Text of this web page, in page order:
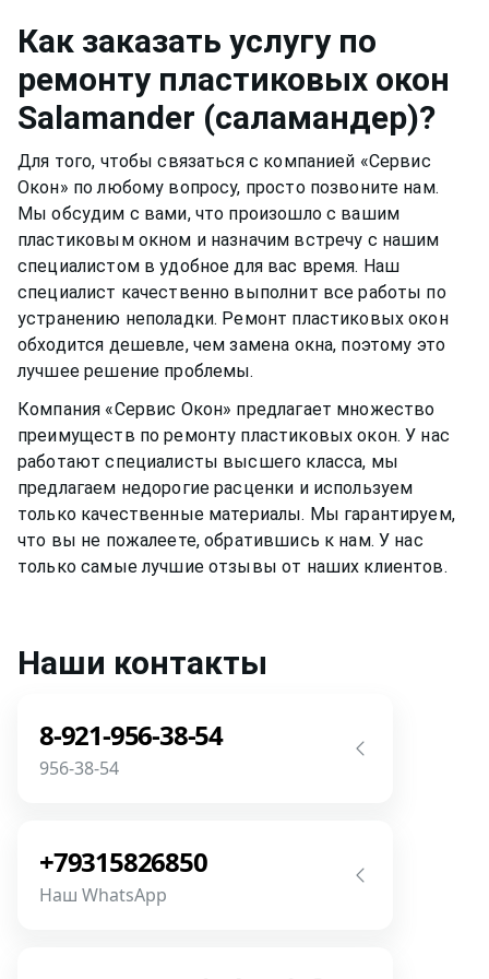
резиновый уплотнитель. Вещества, которые
разбавлены в растворе, могут испортить
качество материала рамы или резину.
скапливалась пыль.Если уделять хотя бы немного
времени пластиковому окну, оно может
прослужить вам долгими тихими и теплыми
годами.
Как заказать услугу по
ремонту пластиковых окон
Salamander (саламандер)?
Для того, чтобы связаться с компанией «Сервис
Окон» по любому вопросу, просто позвоните нам.
Мы обсудим с вами, что произошло с вашим
пластиковым окном и назначим встречу с нашим
специалистом в удобное для вас время. Наш
специалист качественно выполнит все работы по
устранению неполадки. Ремонт пластиковых окон
обходится дешевле, чем замена окна, поэтому это
лучшее решение проблемы.
Компания «Сервис Окон» предлагает множество
преимуществ по ремонту пластиковых окон. У нас
работают специалисты высшего класса, мы
предлагаем недорогие расценки и используем
только качественные материалы. Мы гарантируем,
что вы не пожалеете, обратившись к нам. У нас
только самые лучшие отзывы от наших клиентов.
Наши контакты
8-921-956-38-54
956-38-54
роботов и автоответчиков!
+79315826850
Наш WhatsApp